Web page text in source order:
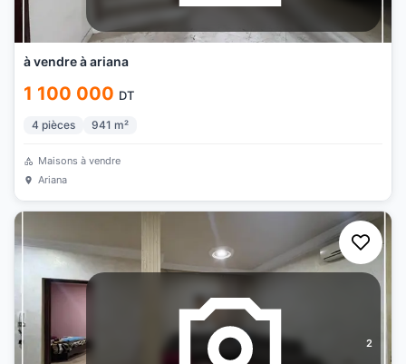
à vendre à ariana
1 100 000 DT
4 pièces 941 m²
Maisons à vendre
Ariana
2